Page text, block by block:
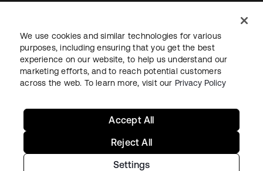
JuridiquePolitique de confidentialité
Conditions d’utilisation du siteSécuritéPlan du site
Paramètres des cookies
We use cookies and similar technologies for various
purposes, including ensuring that you get the best
experience on our website, to help us understand our
marketing efforts, and to reach potential customers
across the web. To learn more, visit our Privacy Policy
Settings
Reject All
Accept All